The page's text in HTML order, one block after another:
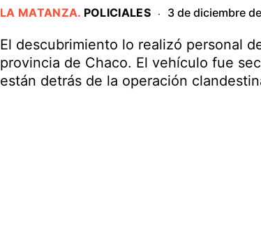
LA MATANZA. POLICIALES · 3 de diciembre
El descubrimiento lo realizó personal
provincia de Chaco. El vehículo fue
están detrás de la operación